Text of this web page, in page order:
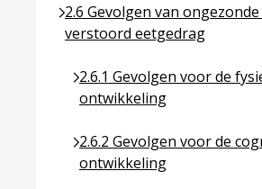
2.6 Gevolgen van
verstoord eetgedrag
Ga naar pagina over 2.6
2.6.1 Gevolgen voor de
ontwikkeling
Ga naar pagina over 2.6.1
2.6.2 Gevolgen voor de
ontwikkeling
Ga naar pagina over 2.6.2